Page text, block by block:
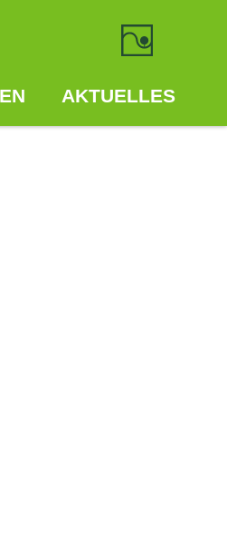
AKTUELLES